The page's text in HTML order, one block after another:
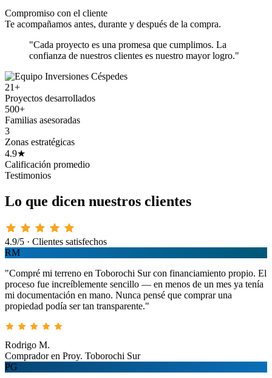
Compromiso con el cliente
Te acompañamos antes, durante y después de la compra.
"Cada proyecto es una promesa que cumplimos. La
confianza de nuestros clientes es nuestro mayor logro."
21+
Proyectos desarrollados
500+
Familias asesoradas
3
Zonas estratégicas
4.9★
Calificación promedio
Testimonios
Lo que dicen nuestros clientes
4.9/5 · Clientes satisfechos
RM
"Compré mi terreno en Toborochi Sur con financiamiento propio. El
proceso fue increíblemente sencillo — en menos de un mes ya tenía
mi documentación en mano. Nunca pensé que comprar una
propiedad podía ser tan transparente."
Rodrigo M.
Comprador en Proy. Toborochi Sur
PG